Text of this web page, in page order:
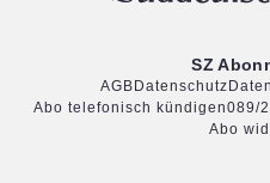
SZ
AGB Datenschutz
Abo telefonisch kündigen089/
Abo